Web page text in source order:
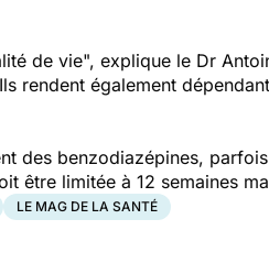
de vie", explique le Dr
rendent également
des benzodiazépines,
être limitée à 12 semaines
LE MAG DE LA SANTÉ